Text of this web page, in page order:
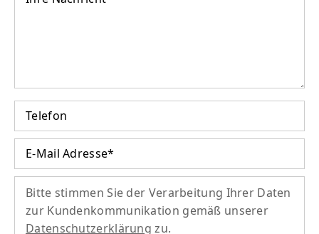
Bitte stimmen Sie der Verarbeitung Ihrer Daten
zur Kunden­kommunikation gemäß unserer
Datenschutzerklärung zu.